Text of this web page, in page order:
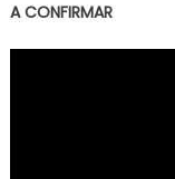
A CONFIRMAR